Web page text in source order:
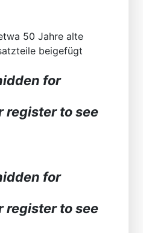
50 Jahre alte
beigefügt
for
register to see
for
register to see